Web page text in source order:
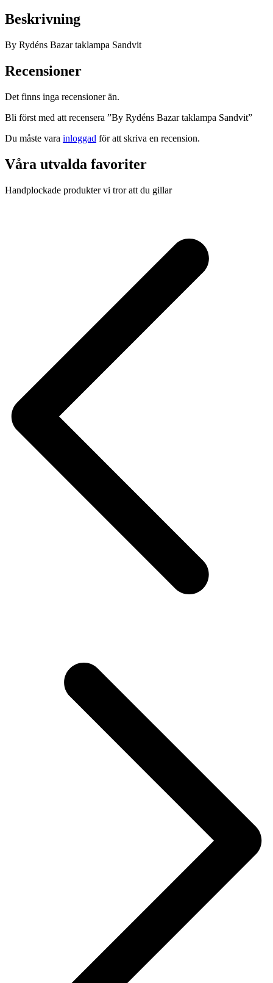
Beskrivning
By Rydéns Bazar taklampa Sandvit
Recensioner
Det finns inga recensioner än.
Bli först med att recensera ”By Rydéns Bazar taklampa Sandvit”
Du måste vara inloggad för att skriva en recension.
Våra utvalda favoriter
Handplockade produkter vi tror att du gillar